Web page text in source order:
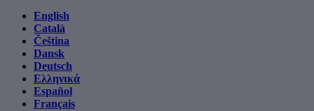
English
Català
Čeština
Dansk
Deutsch
Ελληνικά
Español
Français